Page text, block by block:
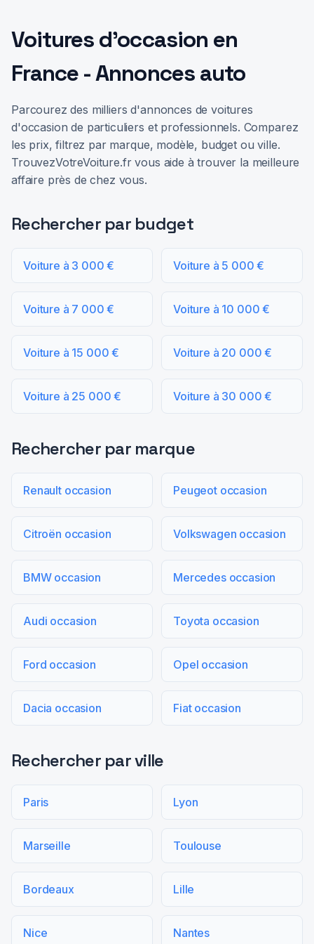
Voitures d'occasion en
France - Annonces auto
Parcourez des milliers d'annonces de voitures
d'occasion de particuliers et professionnels. Comparez
les prix, filtrez par marque, modèle, budget ou ville.
TrouvezVotreVoiture.fr vous aide à trouver la meilleure
affaire près de chez vous.
Rechercher par budget
Voiture à 3 000 € Voiture à 5 000 €
Voiture à 7 000 € Voiture à 10 000 €
Voiture à 15 000 € Voiture à 20 000 €
Voiture à 25 000 € Voiture à 30 000 €
Rechercher par marque
Renault occasion Peugeot occasion
Citroën occasion Volkswagen occasion
BMW occasion Mercedes occasion
Audi occasion Toyota occasion
Ford occasion Opel occasion
Dacia occasion Fiat occasion
Rechercher par ville
Paris Lyon
Marseille Toulouse
Bordeaux Lille
Nice Nantes